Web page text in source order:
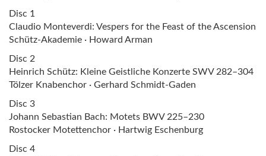
Disc 1
Claudio Monteverdi: Vespers for the Feast of the Ascension
Schütz-Akademie · Howard Arman
Disc 2
Heinrich Schütz: Kleine Geistliche Konzerte SWV 282–304
Tölzer Knabenchor · Gerhard Schmidt-Gaden
Disc 3
Johann Sebastian Bach: Motets BWV 225–230
Rostocker Motettenchor · Hartwig Eschenburg
Disc 4